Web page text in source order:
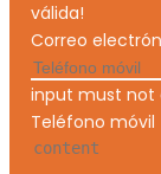
válida!
Correo
input must not
Teléfono móvil